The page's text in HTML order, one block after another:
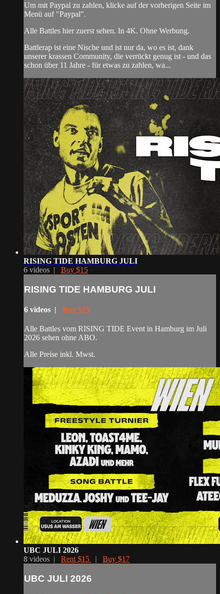
Um mit Paypal zu zahlen, klicke auf der vorherigen Seite im
Menü auf "Paypal".
Alle Battles hier zuerst sehen. In 4K. Ohne Werbung.
Battlerap ist eine Nische und ist nur da, wo es ist, dank
unserer krassen Community, die verrückt genug ist - und das
schon über 11 Jahre - für etwas zu zahlen, wa...
RISING TIDE HAMBURG JULI
6 videos | Buy $15
RISING TIDE HAMBURG JULI
6 videos | Buy $15
Alle Battles vom RISING TIDE Event in Hamburg im Juli
2026 sehen ohne ABO.
Alle Preise inkl. Mwst.
UBC JULI 2026
8 videos | Rent $15 | Buy $17
UBC JULI 2026